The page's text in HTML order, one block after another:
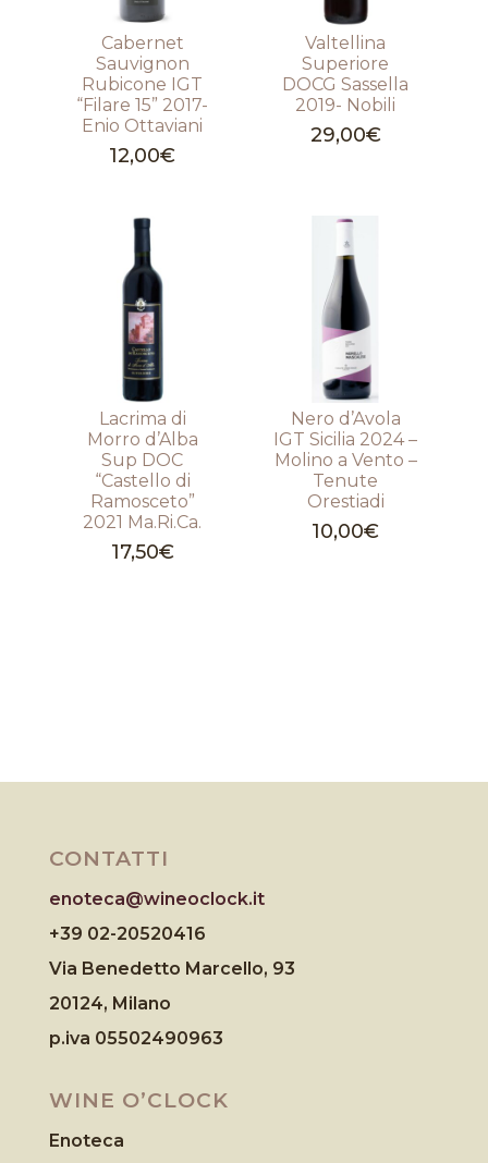
Cabernet
Sauvignon
Rubicone IGT
“Filare 15” 2017-
Enio Ottaviani
12,00€
Valtellina
Superiore
DOCG Sassella
2019- Nobili
29,00€
Lacrima di
Morro d’Alba
Sup DOC
“Castello di
Ramosceto”
2021 Ma.Ri.Ca.
17,50€
Nero d’Avola
IGT Sicilia 2024 –
Molino a Vento –
Tenute
Orestiadi
10,00€
CONTATTI
enoteca@wineoclock.it
+39 02-20520416
Via Benedetto Marcello, 93
20124, Milano
p.iva 05502490963
WINE O’CLOCK
Enoteca